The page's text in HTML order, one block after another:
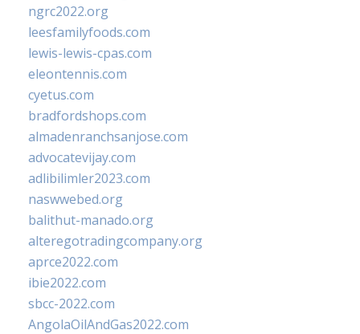
ngrc2022.org
leesfamilyfoods.com
lewis-lewis-cpas.com
eleontennis.com
cyetus.com
bradfordshops.com
almadenranchsanjose.com
advocatevijay.com
adlibilimler2023.com
naswwebed.org
balithut-manado.org
alteregotradingcompany.org
aprce2022.com
ibie2022.com
sbcc-2022.com
AngolaOilAndGas2022.com